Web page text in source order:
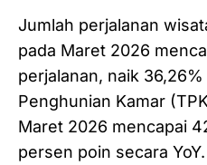
Jumlah perjalanan
pada Maret 2026
perjalanan, naik 36,26%
Penghunian Kamar
Maret 2026 mencapai
persen poin secara YoY.